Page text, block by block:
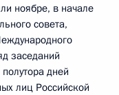
ноябре, в начале
совета,
заседаний
дней
лиц Российской